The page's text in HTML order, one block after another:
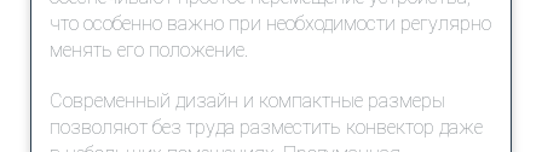
что особенно важно при необходимости регулярно
менять его положение.
Современный дизайн и компактные размеры
позволяют без труда разместить конвектор даже